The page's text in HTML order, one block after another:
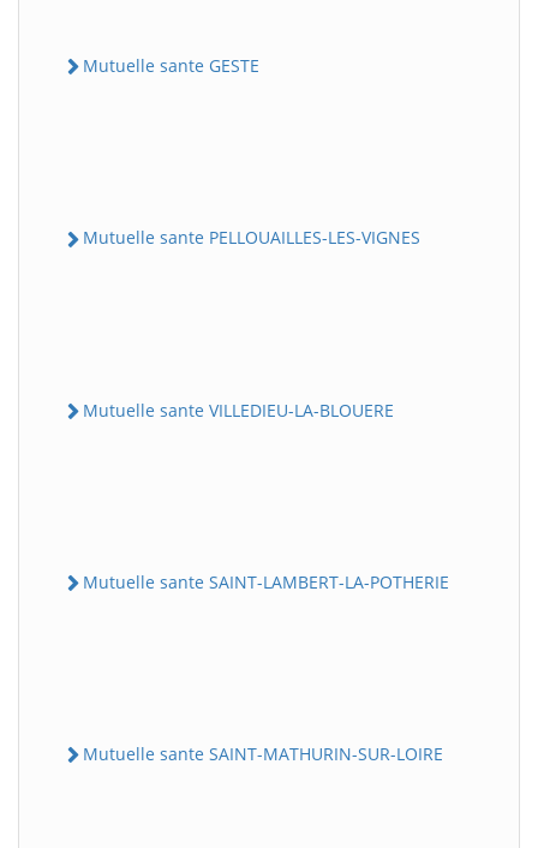
Mutuelle sante GESTE
Mutuelle sante PELLOUAILLES-LES-VIGNES
Mutuelle sante VILLEDIEU-LA-BLOUERE
Mutuelle sante SAINT-LAMBERT-LA-POTHERIE
Mutuelle sante SAINT-MATHURIN-SUR-LOIRE